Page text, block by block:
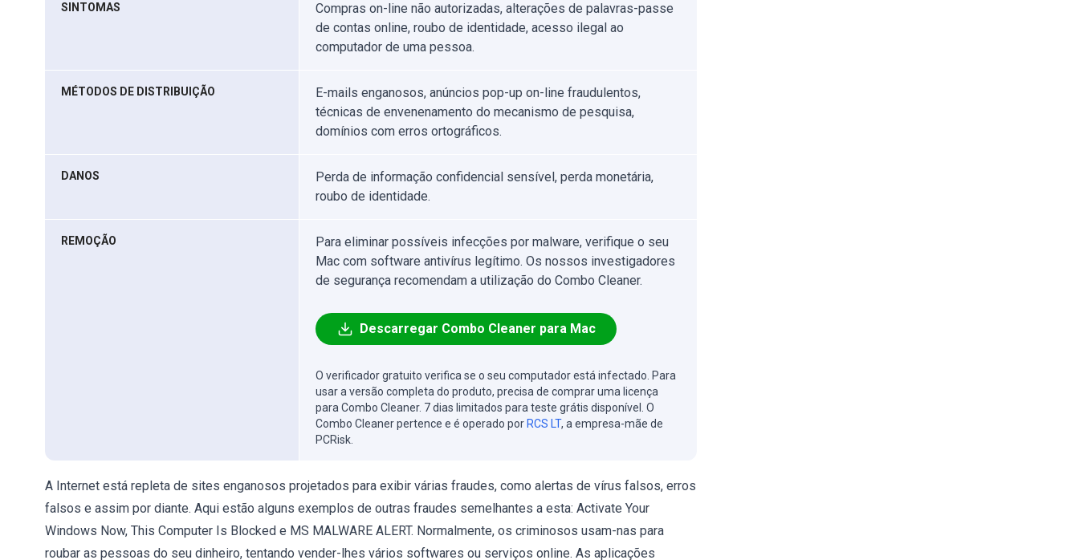
SINTOMAS
Compras on-line não autorizadas, alterações de palavras-passe
de contas online, roubo de identidade, acesso ilegal ao
computador de uma pessoa.
MÉTODOS DE DISTRIBUIÇÃO
E-mails enganosos, anúncios pop-up on-line fraudulentos,
técnicas de envenenamento do mecanismo de pesquisa,
domínios com erros ortográficos.
DANOS
Perda de informação confidencial sensível, perda monetária,
roubo de identidade.
REMOÇÃO
Para eliminar possíveis infecções por malware, verifique o seu
Mac com software antivírus legítimo. Os nossos investigadores
de segurança recomendam a utilização do Combo Cleaner.
Descarregar Combo Cleaner para Mac
O verificador gratuito verifica se o seu computador está infectado. Para
usar a versão completa do produto, precisa de comprar uma licença
para Combo Cleaner. 7 dias limitados para teste grátis disponível. O
Combo Cleaner pertence e é operado por RCS LT, a empresa-mãe de
PCRisk.
A Internet está repleta de sites enganosos projetados para exibir várias fraudes, como alertas de vírus falsos, erros
falsos e assim por diante. Aqui estão alguns exemplos de outras fraudes semelhantes a esta: Activate Your
Windows Now, This Computer Is Blocked e MS MALWARE ALERT. Normalmente, os criminosos usam-nas para
roubar as pessoas do seu dinheiro, tentando vender-lhes vários softwares ou serviços online. As aplicações